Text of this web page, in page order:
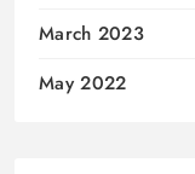
March 2023
May 2022